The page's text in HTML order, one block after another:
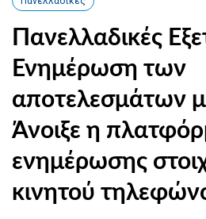
Πανελλαδικές
Ενημέρωση των
αποτελεσμάτων
Άνοιξε η
ενημέρωσης
κινητού